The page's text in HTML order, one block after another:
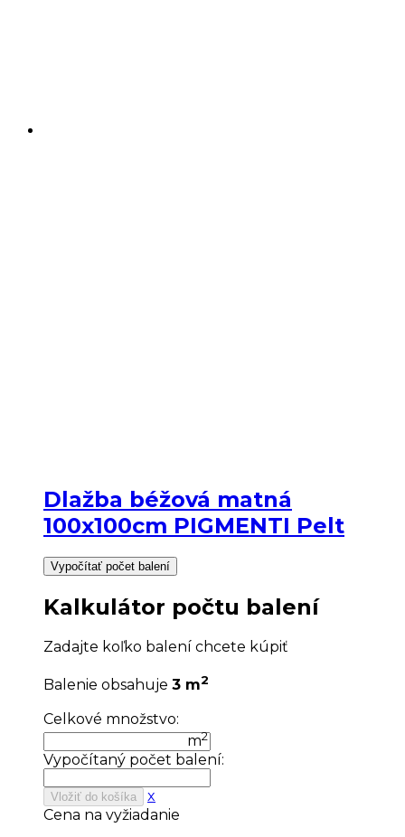
Dlažba béžová matná
100x100cm PIGMENTI Pelt
Vypočítať počet balení
Kalkulátor počtu balení
Zadajte koľko balení chcete kúpiť
Balenie obsahuje 3 m2
Celkové množstvo:
m2
Vypočítaný počet balení:
Vložiť do košíka
x
Cena na vyžiadanie